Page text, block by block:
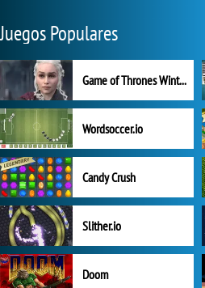
Juegos Populares
Game of Thrones Winter is Coming
Wordsoccer.io
Candy Crush
Slither.io
Doom